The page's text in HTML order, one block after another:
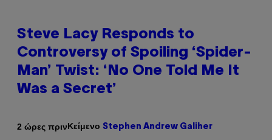
Steve Lacy Responds to
Controversy of Spoiling ‘Spider-
Man’ Twist: ‘No One Told Me It
Was a Secret’
2 ώρες πρινΚείμενο Stephen Andrew Galiher